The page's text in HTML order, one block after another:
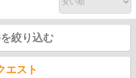
絞り込む
エスト